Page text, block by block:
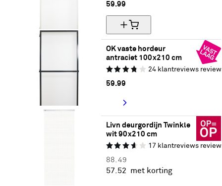
59.99
OK vaste hordeur
antraciet 100x210 cm
24 klantreviews
59.99
Livn deurgordijn Twinkle
wit 90x210 cm
17 klantreviews
88. 49
57. 52
met korting